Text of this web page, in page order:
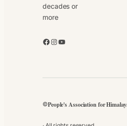
decades or
more
Facebook Instagram YouTube
©People's Association for